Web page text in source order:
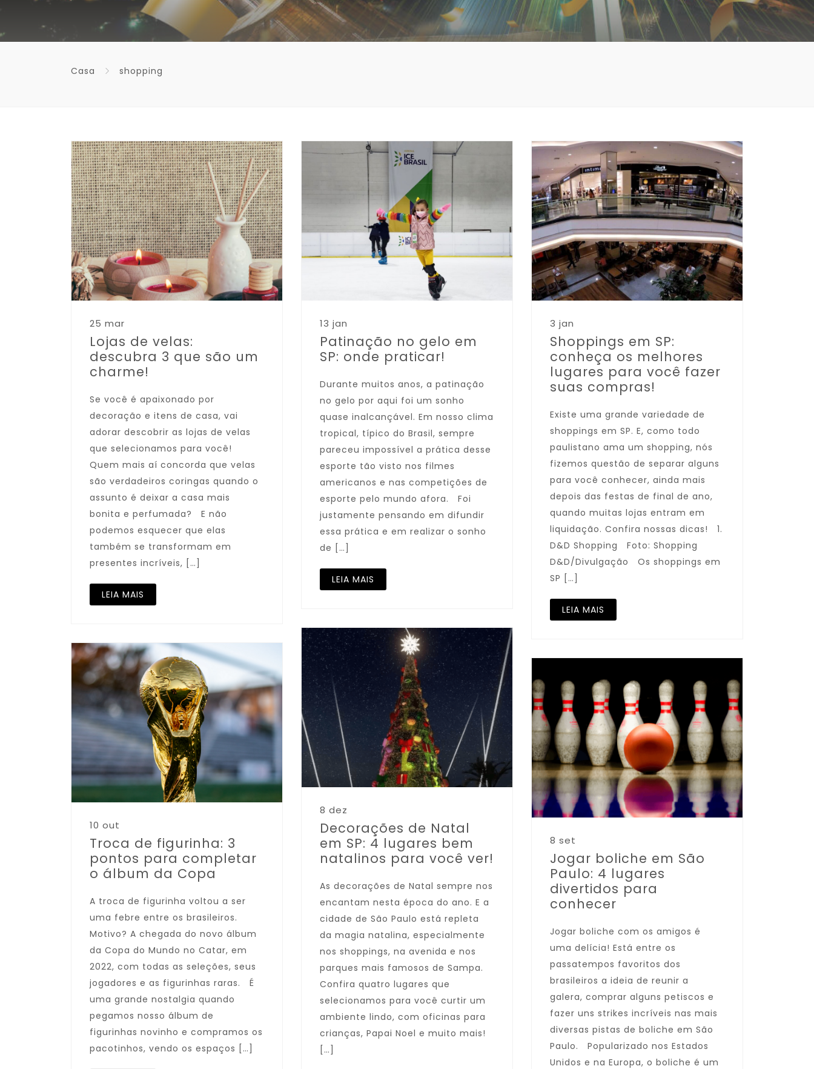
Casa shopping
25 mar
Lojas de velas:
descubra 3 que são um
charme!
Se você é apaixonado por
decoração e itens de casa, vai
adorar descobrir as lojas de velas
que selecionamos para você!
Quem mais aí concorda que velas
são verdadeiros coringas quando o
assunto é deixar a casa mais
bonita e perfumada? E não
podemos esquecer que elas
também se transformam em
presentes incríveis, […]
LEIA MAIS
13 jan
Patinação no gelo em
SP: onde praticar!
Durante muitos anos, a patinação
no gelo por aqui foi um sonho
quase inalcançável. Em nosso clima
tropical, típico do Brasil, sempre
pareceu impossível a prática desse
esporte tão visto nos filmes
americanos e nas competições de
esporte pelo mundo afora. Foi
justamente pensando em difundir
essa prática e em realizar o sonho
de […]
LEIA MAIS
3 jan
Shoppings em SP:
conheça os melhores
lugares para você fazer
suas compras!
Existe uma grande variedade de
shoppings em SP. E, como todo
paulistano ama um shopping, nós
fizemos questão de separar alguns
para você conhecer, ainda mais
depois das festas de final de ano,
quando muitas lojas entram em
liquidação. Confira nossas dicas! 1.
D&D Shopping Foto: Shopping
D&D/Divulgação Os shoppings em
SP […]
LEIA MAIS
8 dez
Decorações de Natal
em SP: 4 lugares bem
natalinos para você ver!
As decorações de Natal sempre nos
encantam nesta época do ano. E a
cidade de São Paulo está repleta
da magia natalina, especialmente
nos shoppings, na avenida e nos
parques mais famosos de Sampa.
Confira quatro lugares que
selecionamos para você curtir um
ambiente lindo, com oficinas para
crianças, Papai Noel e muito mais!
[…]
10 out
Troca de figurinha: 3
pontos para completar
o álbum da Copa
A troca de figurinha voltou a ser
uma febre entre os brasileiros.
Motivo? A chegada do novo álbum
da Copa do Mundo no Catar, em
2022, com todas as seleções, seus
jogadores e as figurinhas raras. É
uma grande nostalgia quando
pegamos nosso álbum de
figurinhas novinho e compramos os
pacotinhos, vendo os espaços […]
8 set
Jogar boliche em São
Paulo: 4 lugares
divertidos para
conhecer
Jogar boliche com os amigos é
uma delícia! Está entre os
passatempos favoritos dos
brasileiros a ideia de reunir a
galera, comprar alguns petiscos e
fazer uns strikes incríveis nas mais
diversas pistas de boliche em São
Paulo. Popularizado nos Estados
Unidos e na Europa, o boliche é um